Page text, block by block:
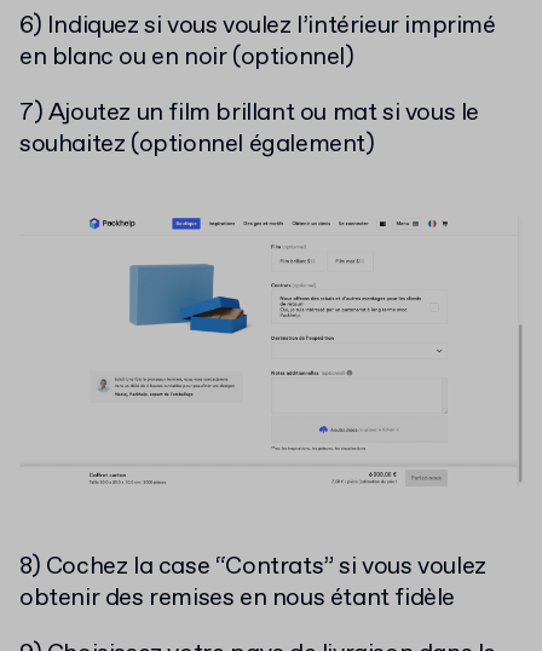
6) Indiquez si vous voulez l’intérieur imprimé
en blanc ou en noir (optionnel)
7) Ajoutez un film brillant ou mat si vous le
souhaitez (optionnel également)
8) Cochez la case “Contrats” si vous voulez
obtenir des remises en nous étant fidèle